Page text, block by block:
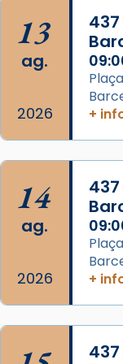
missa
comitè
del Sant Pare
L’arquebisbe
📸 Dr. G.
Photo
View on Facebook ·
Memòria de
13
ag.
2026
+
14
ag.
2026
+